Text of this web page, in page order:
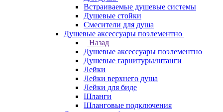
Встраиваемые душевые системы
Душевые стойки
Смесители для душа
Душевые аксессуары поэлементно
Назад
Душевые аксессуары поэлементно
Душевые гарнитуры/штанги
Лейки
Лейки верхнего душа
Лейки для биде
Шланги
Шланговые подключения